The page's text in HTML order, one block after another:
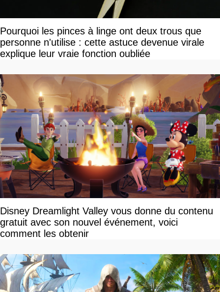
Pourquoi les pinces à linge ont deux trous que
personne n'utilise : cette astuce devenue virale
explique leur vraie fonction oubliée
Disney Dreamlight Valley vous donne du contenu
gratuit avec son nouvel événement, voici
comment les obtenir